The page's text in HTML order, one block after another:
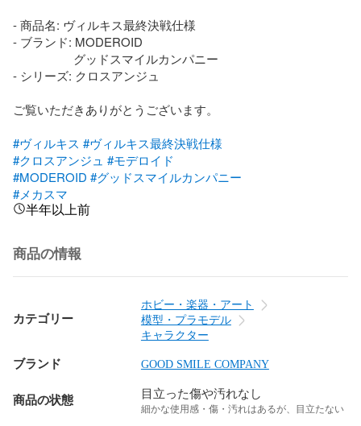
- 商品名: ヴィルキス最終決戦仕様
- ブランド: MODEROID
グッドスマイルカンパニー
- シリーズ: クロスアンジュ
ご覧いただきありがとうございます。
#ヴィルキス #ヴィルキス最終決戦仕様
#クロスアンジュ #モデロイド
#MODEROID #グッドスマイルカンパニー
#メカスマ
半年以上前
商品の情報
カテゴリー
ホビー・楽器・アート
模型・プラモデル
キャラクター
ブランド GOOD SMILE COMPANY
商品の状態 目立った傷や汚れなし
細かな使用感・傷・汚れはあるが、目立たない